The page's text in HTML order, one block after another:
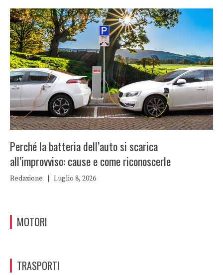
Perché la batteria dell’auto si scarica
all’improvviso: cause e come riconoscerle
Redazione Luglio 8, 2026
MOTORI
TRASPORTI